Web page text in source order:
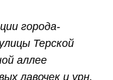
города-
Терской
аллее
лавочек и урн.